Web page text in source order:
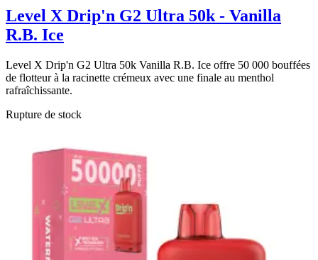
Level X Drip'n G2 Ultra 50k - Vanilla
R.B. Ice
Level X Drip'n G2 Ultra 50k Vanilla R.B. Ice offre 50 000 bouffées
de flotteur à la racinette crémeux avec une finale au menthol
rafraîchissante.
Rupture de stock